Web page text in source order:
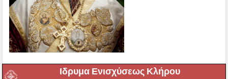
Ιδρυμα Ενισχύσεως Κλήρου